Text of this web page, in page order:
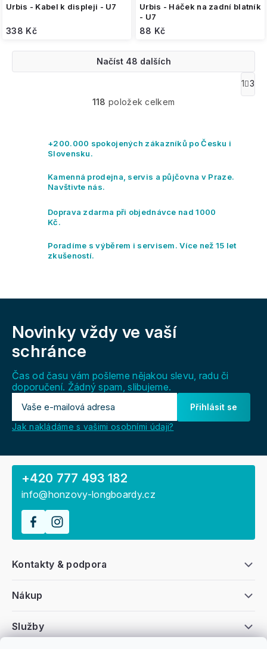
Urbis - Kabel k displeji - U7
338 Kč
Urbis - Háček na zadní blatník
- U7
88 Kč
l
a
p
k
y
ý
Načíst 48 dalších
1 3
118 položek celkem
+200.000 spokojených zákazníků po Česku i
Slovensku.
Kamenná prodejna, servis a půjčovna v Praze.
Navštivte nás.
Doprava zdarma při objednávce nad 1000
Kč.
Poradíme s výběrem i servisem. Více než 15 let
zkušeností.
Novinky vždy ve vaší
schránce
Čas od času vám pošleme nějakou slevu, radu či
doporučení. Žádný spam, slibujeme.
Přihlásit se
Jak nakládáme s vašimi osobními údaji?
Nákup
Kontakty & podpora
Služby
+420 777 493 182
info@honzovy-longboardy.cz